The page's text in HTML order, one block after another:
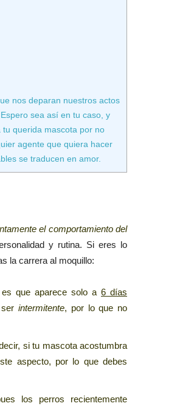
nos deparan nuestros actos
sea así en tu caso, y
querida mascota por no
agente que quiera hacer
se traducen en amor.
el comportamiento del
y rutina. Si eres lo
la carrera al moquillo:
que aparece solo a 6 días
serintermitente, por lo que no
si tu mascota acostumbra
aspecto, por lo que debes
los perros recientemente